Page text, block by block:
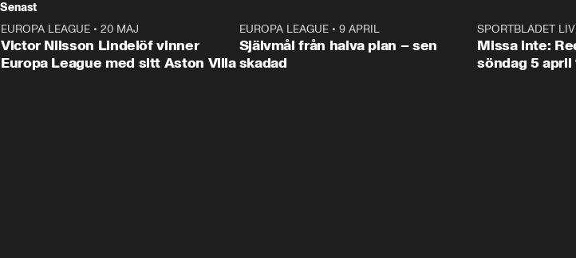
Senast
EUROPA LEAGUE • 20 MAJ
Victor Nilsson Lindelöf vinner
Europa League med sitt Aston Villa
1:03
EUROPA LEAGUE• 9 APRIL
Självmål från halva plan – sen
skadad
SPORTBLADET
Missa inte:
söndag 5 april